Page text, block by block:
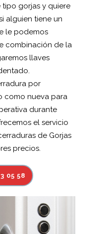
tipo gorjas y quiere
alguien tiene un
le podemos
combinación de la
llaves
por
como nueva para
durante
el servicio
de Gorjas
precios.
05 58